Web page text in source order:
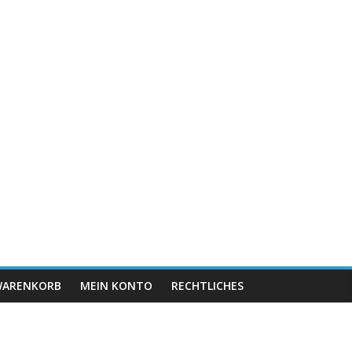
MEIN KONTO RECHTLICHES